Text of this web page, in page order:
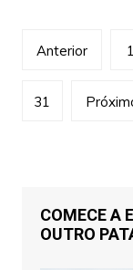
Navegação
posts
Anterior 1
31
COMECE A
OUTRO